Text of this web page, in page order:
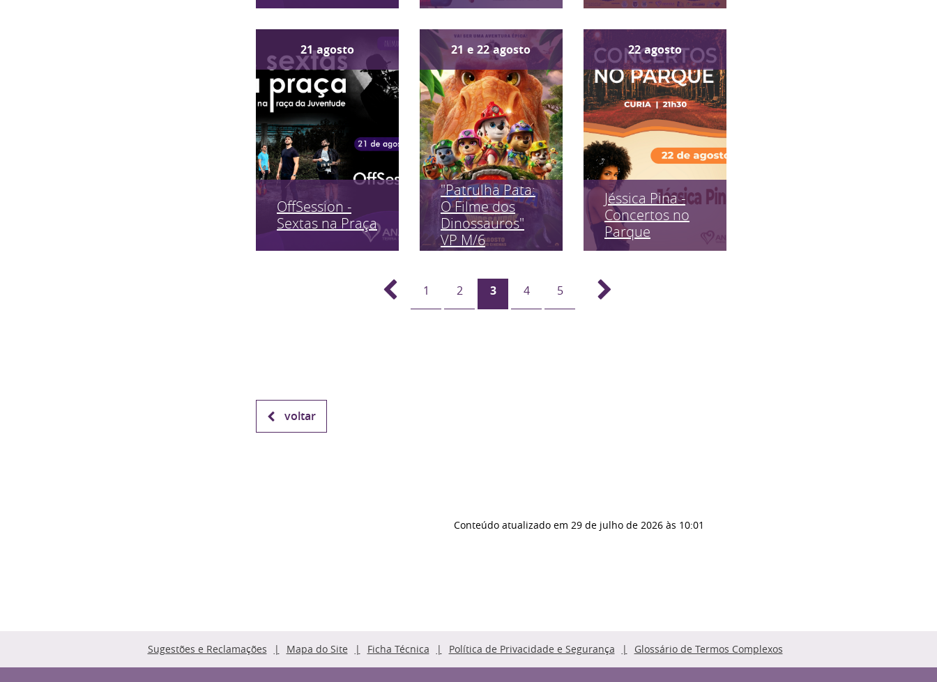
21 agosto
OffSession -
Sextas na Praça
21 e 22 agosto
"Patrulha Pata:
O Filme dos
Dinossauros"
VP M/6
22 agosto
Jéssica Pina -
Concertos no
Parque
1 2 3 4 5
voltar
Conteúdo atualizado em 29 de julho de 2026 às 10:01
Sugestões e Reclamações Mapa do Site Ficha Técnica Política de Privacidade e Segurança Glossário de Termos Complexos